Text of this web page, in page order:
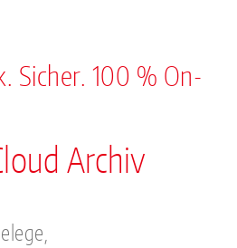
Sicher. 100 % On-
Archiv